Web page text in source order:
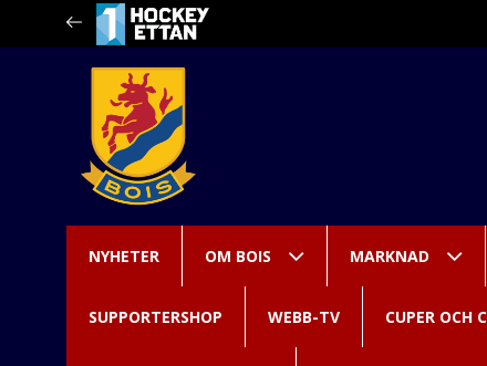
NYHETER OM BOIS MARKNAD
SUPPORTERSHOP WEBB-TV CUPER OCH